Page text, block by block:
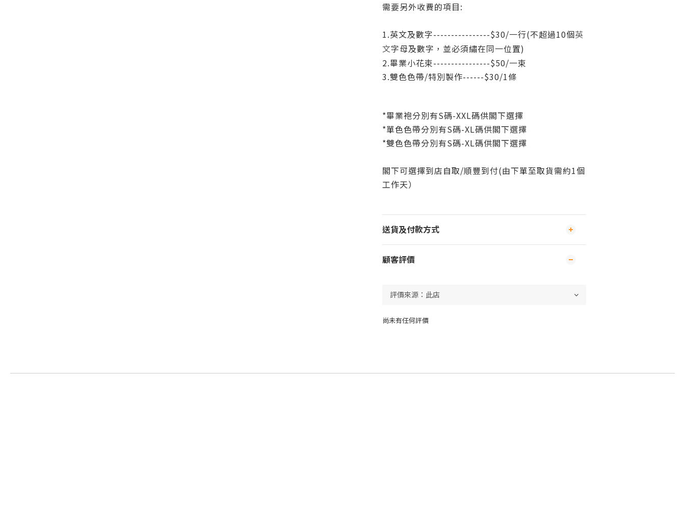
需要另外收費的項目:
1.英文及數字----------------$30/一行(不超過10個英
文字母及數字 ，並必須繡在同一位置)
2.畢業小花束----------------$50/一束
3.雙色色帶/特別製作------$30/1條
*畢業袍分別有S碼-XXL碼供閣下選擇
*單色色帶分別有S碼-XL碼供閣下選擇
*雙色色帶分別有S碼-XL碼供閣下選擇
閣下可選擇到店自取/順豐到付(由下單至取貨需約1個
工作天）
送貨及付款方式
顧客評價
尚未有任何評價